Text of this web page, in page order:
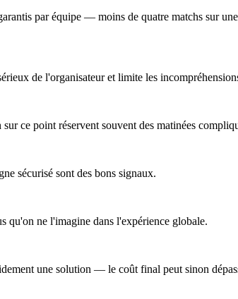
par équipe — moins de quatre matchs sur
de l'organisateur et limite les
ce point réservent souvent des matinées
sécurisé sont des bons signaux.
qu'on ne l'imagine dans l'expérience globale.
une solution — le coût final peut sinon